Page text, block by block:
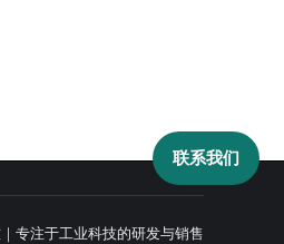
专注于工业科技的研发与销售
联系我们